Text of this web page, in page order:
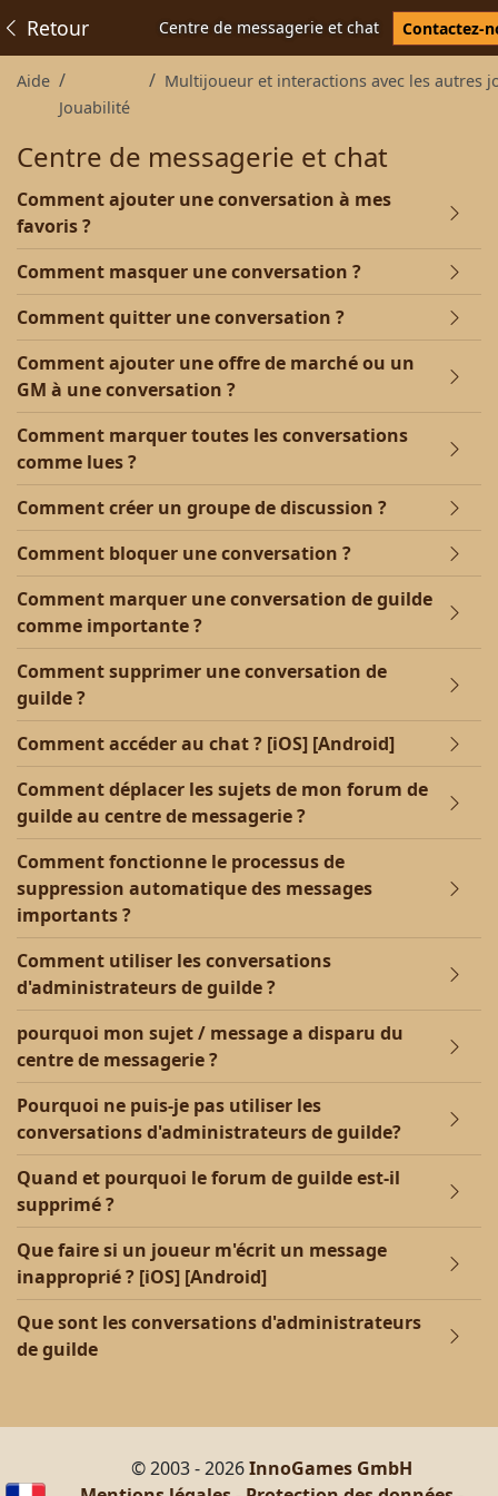
Centre de messagerie et chat
Retour Contactez-
Aide
Jouabilité
Multijoueur et interactions avec les autres
Centre de messagerie et chat
Comment ajouter une conversation à mes
favoris ?
Comment masquer une conversation ?
Comment quitter une conversation ?
Comment ajouter une offre de marché ou un
GM à une conversation ?
Comment marquer toutes les conversations
comme lues ?
Comment créer un groupe de discussion ?
Comment bloquer une conversation ?
Comment marquer une conversation de guilde
comme importante ?
Comment supprimer une conversation de
guilde ?
Comment accéder au chat ? [iOS] [Android]
Comment déplacer les sujets de mon forum de
guilde au centre de messagerie ?
Comment fonctionne le processus de
suppression automatique des messages
importants ?
Comment utiliser les conversations
d'administrateurs de guilde ?
pourquoi mon sujet / message a disparu du
centre de messagerie ?
Pourquoi ne puis-je pas utiliser les
conversations d'administrateurs de guilde?
Quand et pourquoi le forum de guilde est-il
supprimé ?
Que faire si un joueur m'écrit un message
inapproprié ? [iOS] [Android]
Que sont les conversations d'administrateurs
de guilde
© 2003 - 2026InnoGames GmbH